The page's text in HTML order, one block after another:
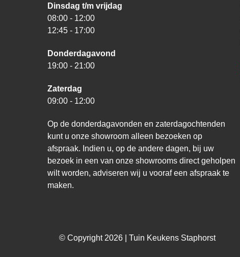
Dinsdag t/m vrijdag
08:00 - 12:00
12:45 - 17:00
Donderdagavond
19:00 - 21:00
Zaterdag
09:00 - 12:00
Op de donderdagavonden en zaterdagochtenden
kunt u onze showroom alleen bezoeken op
afspraak. Indien u, op de andere dagen, bij uw
bezoek in een van onze showrooms direct geholpen
wilt worden, adviseren wij u vooraf een afspraak te
maken.
© Copyright 2026 | Tuin Keukens Staphorst